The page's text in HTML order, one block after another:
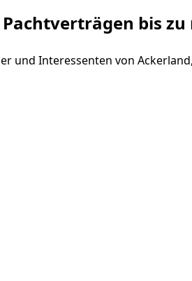
bis
und Interessenten von